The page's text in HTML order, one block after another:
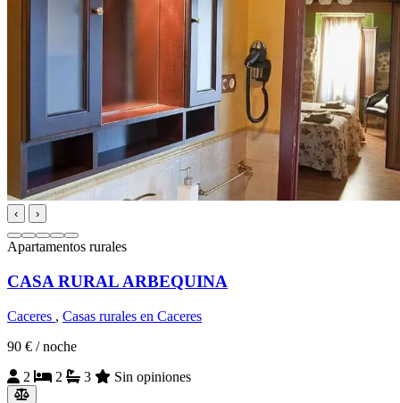
‹ ›
Apartamentos rurales
CASA RURAL ARBEQUINA
Caceres , Casas rurales en Caceres
90 € / noche
2
2 3 Sin opiniones